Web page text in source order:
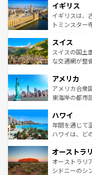
いる。シャン
香り高いラベ
らに、パリ以
れる地方に足
を参照してほ
顔を持つこの
ルリンの文化
してライン川
は、お酒好きな人
ドイツ情報は
イギリス
イギリスは、
トミンスター
リアごとに異
ティー、ビー
戦など、本場
ンツ一覧を参
スイス
スイスの国土
な交通網が整
の建物がその
博物館もあり
ことができる
ば市内交通費無
着のスイス情
アメリカ
アメリカ合衆
東海岸の都市
のような巨大
ンメントが詰
西部には大自
部のニューオ
文化が魅力。
しみながら、
ハワイ
年間を通じて
ハワイは、ど
ワイ島は見逃
島だが、静か
おすすめ。エ
オーストラ
オーストラリ
シドニーのシ